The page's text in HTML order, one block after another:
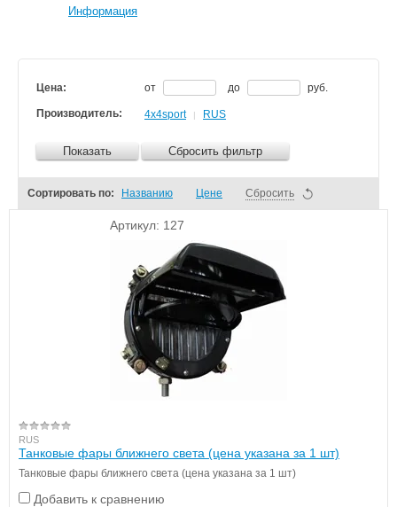
Информация
Цена: от до руб.
Производитель: 4x4sport | RUS
Показать Сбросить фильтр
Сортировать по: Названию Цене Сбросить
Артикул: 127
RUS
Танковые фары ближнего света (цена указана за 1 шт)
Танковые фары ближнего света (цена указана за 1 шт)
Добавить к сравнению